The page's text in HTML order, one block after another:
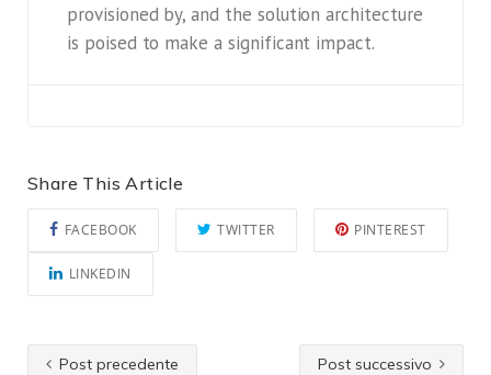
provisioned by, and the solution architecture
is poised to make a significant impact.
Share This Article
FACEBOOK TWITTER PINTEREST
LINKEDIN
Post precedente Post successivo